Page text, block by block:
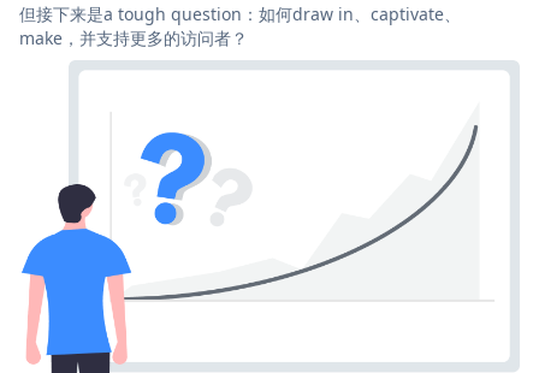
但接下来是a tough question：如何draw in、captivate、
make，并支持更多的访问者？